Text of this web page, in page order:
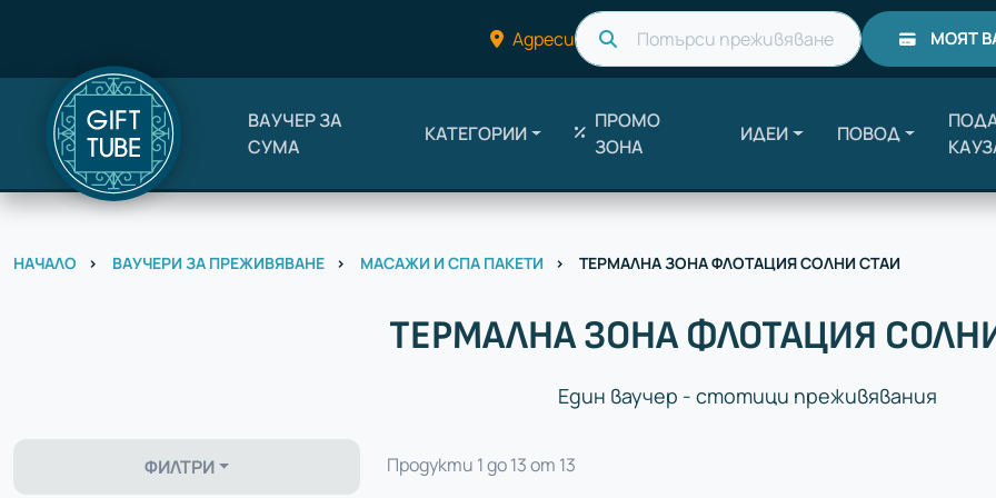
Адреси Търси МОЯТ
ВАУЧЕР ЗА
СУМА
КАТЕГОРИИ
ПРОМО
ЗОНА
ИДЕИ ПОВОД
НАЧАЛО ВАУЧЕРИ ЗА ПРЕЖИВЯВАНЕ МАСАЖИ И СПА ПАКЕТИ ТЕРМАЛНА ЗОНА ФЛОТАЦИЯ СОЛНИ СТАИ
ТЕРМАЛНА ЗОНА ФЛОТАЦИЯ
Един ваучер - стотици преживявания
ФИЛТРИ Продукти 1 до 13 от 13